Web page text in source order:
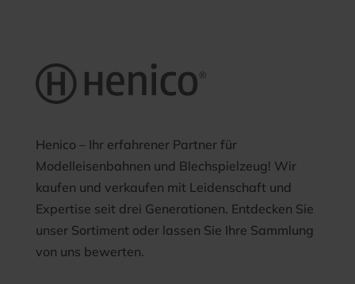
Henico – Ihr erfahrener Partner für
Modelleisenbahnen und Blechspielzeug! Wir
kaufen und verkaufen mit Leidenschaft und
Expertise seit drei Generationen. Entdecken Sie
unser Sortiment oder lassen Sie Ihre Sammlung
von uns bewerten.